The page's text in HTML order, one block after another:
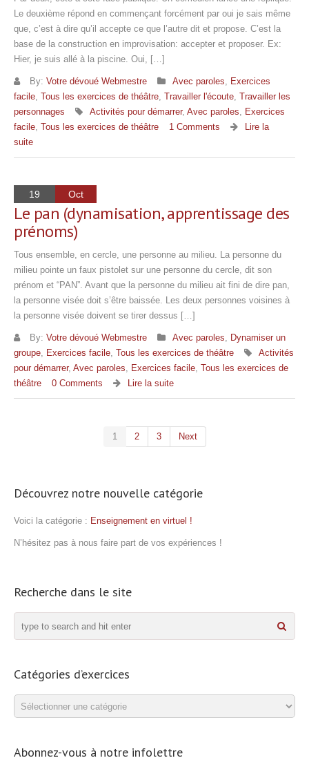
Le deuxième répond en commençant forcément par oui je sais même
que, c’est à dire qu’il accepte ce que l’autre dit et propose. C’est la
base de la construction en improvisation: accepter et proposer. Ex:
Hier, je suis allé à la piscine. Oui, […]
By: Votre dévoué Webmestre Avec paroles, Exercices
facile, Tous les exercices de théâtre, Travailler l'écoute, Travailler les
personnages
Activités pour démarrer, Avec paroles, Exercices
facile, Tous les exercices de théâtre 1 Comments
Lire la
suite
19 Oct
Le pan (dynamisation, apprentissage des
prénoms)
Tous ensemble, en cercle, une personne au milieu. La personne du
milieu pointe un faux pistolet sur une personne du cercle, dit son
prénom et “PAN”. Avant que la personne du milieu ait fini de dire pan,
la personne visée doit s’être baissée. Les deux personnes voisines à
la personne visée doivent se tirer dessus […]
By: Votre dévoué Webmestre Avec paroles, Dynamiser un
groupe, Exercices facile, Tous les exercices de théâtre
Activités
pour démarrer, Avec paroles, Exercices facile, Tous les exercices de
théâtre
0 Comments Lire la suite
1 2 3 Next
Découvrez notre nouvelle catégorie
Voici la catégorie : Enseignement en virtuel !
N’hésitez pas à nous faire part de vos expériences !
Recherche dans le site
Catégories d’exercices
Catégories
d’exercices
Abonnez-vous à notre infolettre